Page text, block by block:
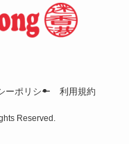
ーポリシー 利⽤規約
Reserved.